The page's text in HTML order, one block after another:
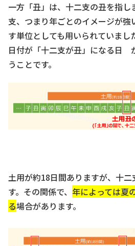
一方「丑」は、十二支の丑を指し
支、つまり年ごとのイメージが
す単位としても用いられていまし
日付が「十二支が丑」になる日
うことです。
土用が約18日間ありますが、十
す。その関係で、 年によっては夏
る場合があります。